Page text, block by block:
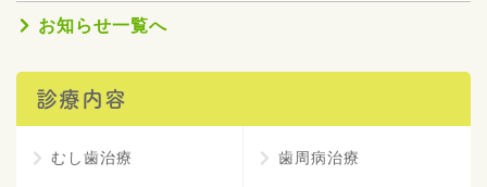
お知らせ一覧へ
診療内容
むし歯治療 歯周病治療